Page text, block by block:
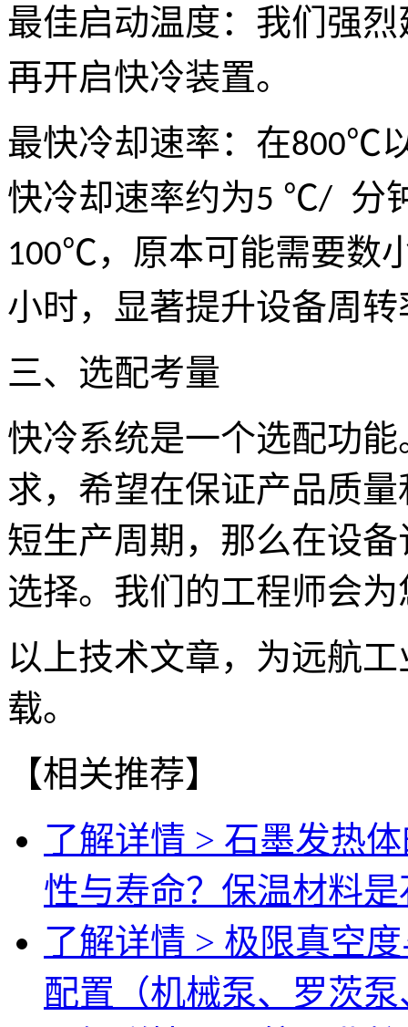
最佳启动温度：我们强
再开启快冷装置。
最快冷却速率：在800℃
快冷却速率约为5 ℃/ 分
100℃，原本可能需要数
小时，显著提升设备周转
三、选配考量
快冷系统是一个选配功
求，希望在保证产品质
短生产周期，那么在设
选择。我们的工程师会
以上技术文章，为远航
载。
【相关推荐】
了解详情 > 石墨发热
性与寿命？保温材料
了解详情 > 极限真空
配置（机械泵、罗茨